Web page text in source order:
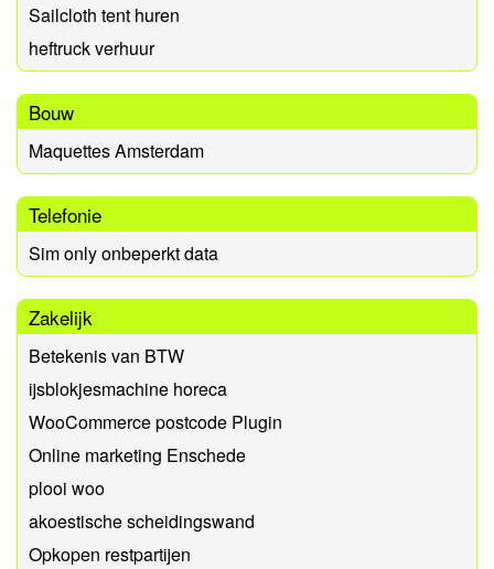
Sailcloth tent huren
heftruck verhuur
Bouw
Maquettes Amsterdam
Telefonie
Sim only onbeperkt data
Zakelijk
Betekenis van BTW
ijsblokjesmachine horeca
WooCommerce postcode Plugin
Online marketing Enschede
plooi woo
akoestische scheidingswand
Opkopen restpartijen